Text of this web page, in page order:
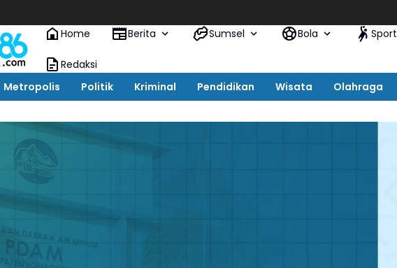
Home
Berita Sumsel Bola Sport
Redaksi
Metropolis Politik Kriminal Pendidikan Wisata Olahraga